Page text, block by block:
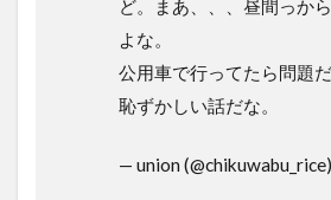
ど。まあ、、、昼間っか
よな。
公用車で行ってたら問題
恥ずかしい話だな。
— union (@chikuwabu_rice)